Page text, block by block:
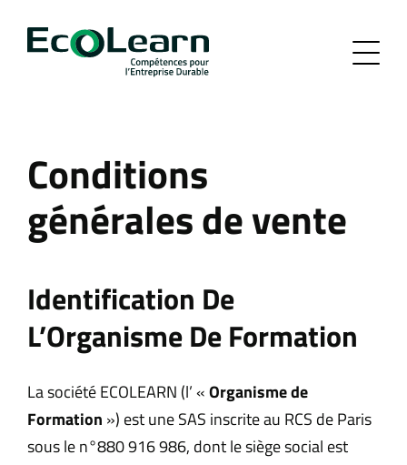
Conditions
générales de vente
Identification De
L’Organisme De Formation
La société ECOLEARN (l’ «Organisme de
Formation ») est une SAS inscrite au RCS de Paris
sous le n°880 916 986, dont le siège social est